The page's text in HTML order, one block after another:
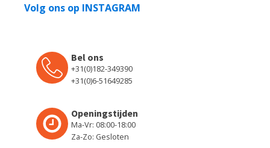
Volg ons op INSTAGRAM
Bel ons
+31(0)182-349390
+31(0)6-51649285
Openingstijden
Ma-Vr: 08:00-18:00
Za-Zo: Gesloten